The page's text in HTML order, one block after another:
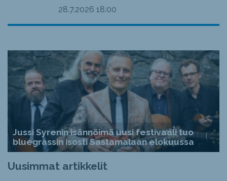
28.7.2026 18:00
Jussi Syrenin isännöimä uusi festivaali tuo
bluegrassin isosti Sastamalaan elokuussa
Uusimmat artikkelit